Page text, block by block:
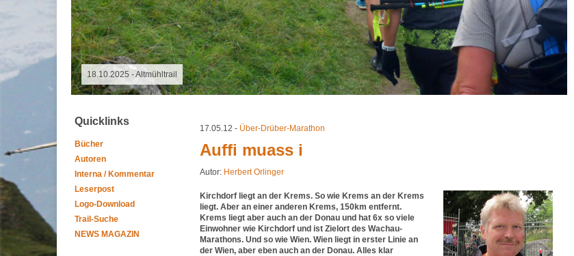
06.08.2026 - Special Event
Quicklinks
Bücher
Autoren
Interna / Kommentar
Leserpost
Logo-Download
Trail-Suche
NEWS MAGAZIN
17.05.12 - Über-Drüber-Marathon
Auffi muass i
Autor: Herbert Orlinger
Kirchdorf liegt an der Krems. So wie Krems an der Krems
liegt. Aber an einer anderen Krems, 150km entfernt.
Krems liegt aber auch an der Donau und hat 6x so viele
Einwohner wie Kirchdorf und ist Zielort des Wachau-
Marathons. Und so wie Wien. Wien liegt in erster Linie an
der Wien, aber eben auch an der Donau. Alles klar